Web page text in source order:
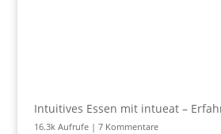
Intuitives Essen mit intueat –
16.3k Aufrufe| 7 Kommentare